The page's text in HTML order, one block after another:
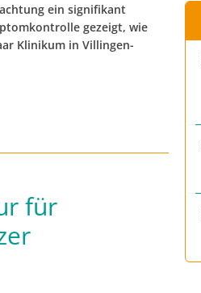
ein signifikant
gezeigt, wie
Klinikum in Villingen-
für